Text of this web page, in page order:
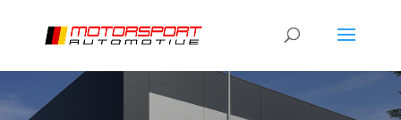
[/et_pb_slide][/et_pb_slide]